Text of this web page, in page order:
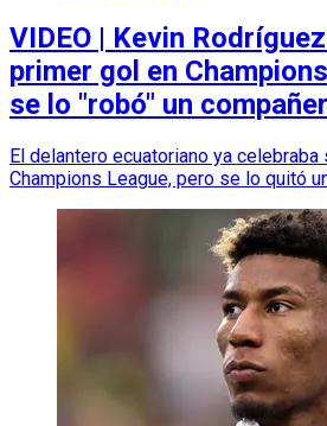
VIDEO | Kevin
primer gol en
se lo "robó" un
El delantero ecuatoriano ya
Champions League, pero se lo quitó